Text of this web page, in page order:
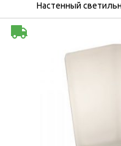
Настенный